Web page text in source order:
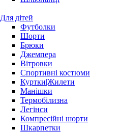
Для дітей
Футболки
Шорти
Брюки
Джемпера
Вітровки
Спортивні костюми
Куртки|Жилети
Манішки
Термобілизна
Легінси
Компресійні шорти
Шкарпетки